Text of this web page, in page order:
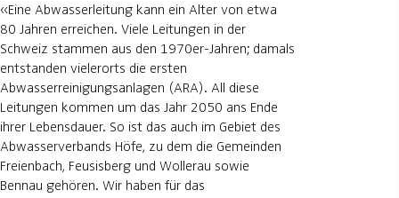
«Eine Abwasserleitung kann ein Alter von etwa
80 Jahren erreichen. Viele Leitungen in der
Schweiz stammen aus den 1970er-Jahren; damals
entstanden vielerorts die ersten
Abwasserreinigungsanlagen (ARA). All diese
Leitungen kommen um das Jahr 2050 ans Ende
ihrer Lebensdauer. So ist das auch im Gebiet des
Abwasserverbands Höfe, zu dem die Gemeinden
Freienbach, Feusisberg und Wollerau sowie
Bennau gehören. Wir haben für das